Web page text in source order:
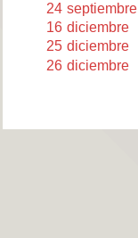
24 septiembre
16 diciembre
25 diciembre
26 diciembre